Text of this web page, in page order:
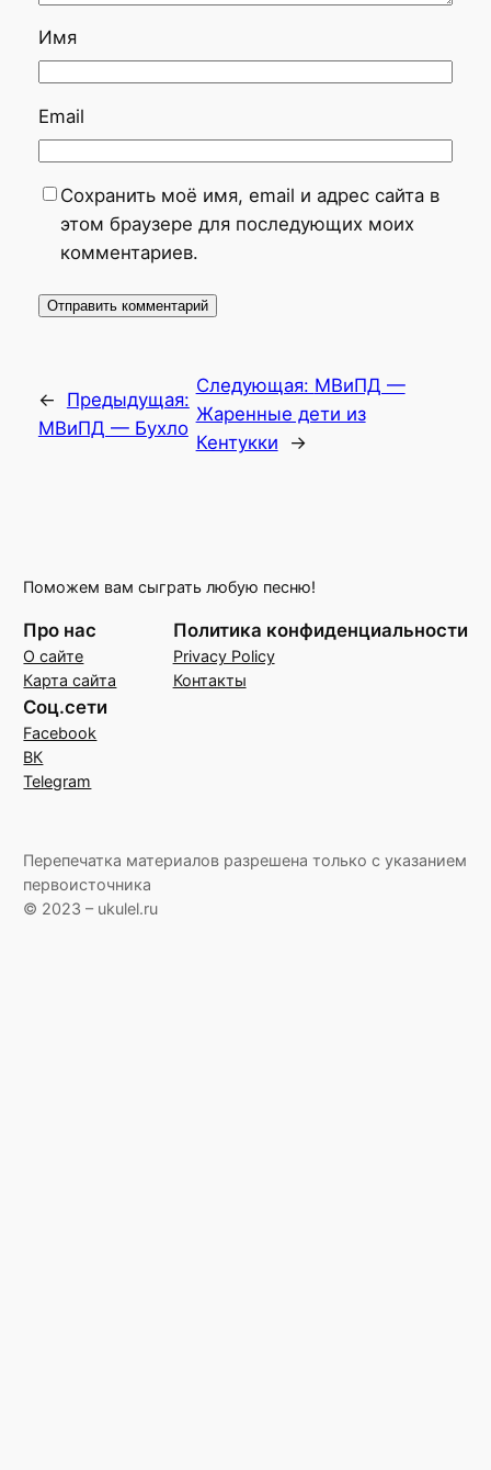
Имя
Email
Сохранить моё имя, email и адрес сайта в
этом браузере для последующих моих
комментариев.
←
Предыдущая:
МВиПД — Бухло
Следующая: МВиПД —
Жаренные дети из
Кентукки
→
Поможем вам сыграть любую песню!
Про нас
О сайте
Карта сайта
Политика конфиденциальности
Privacy Policy
Контакты
Соц.сети
Facebook
ВК
Telegram
Перепечатка материалов разрешена только с указанием
первоисточника
© 2023 – ukulel.ru